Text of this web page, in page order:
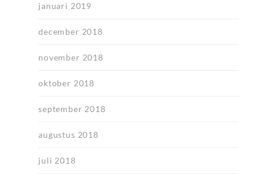
januari 2019
december 2018
november 2018
oktober 2018
september 2018
augustus 2018
juli 2018